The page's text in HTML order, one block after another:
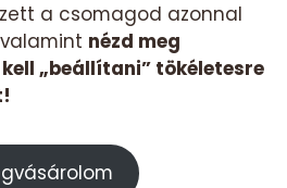
a csomagod azonnal
nézd meg
„beállítani” tökéletesre